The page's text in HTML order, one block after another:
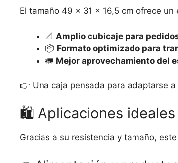
El tamaño 49 x 31 x 16,5 cm ofrece
📐 Amplio cubicaje para
📦 Formato optimizado para
🚛 Mejor aprovechamiento del
👉 Una caja pensada para adaptarse
🛍️ Aplicaciones ideales
Gracias a su resistencia y tamaño,